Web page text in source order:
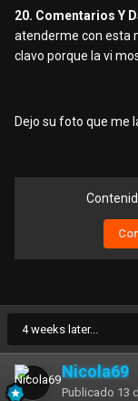
20. Comentarios Y
atenderme con esta
clavo porque la vi
Dejo su foto que me
4 weeks later...
Nicola69
Publicado 13